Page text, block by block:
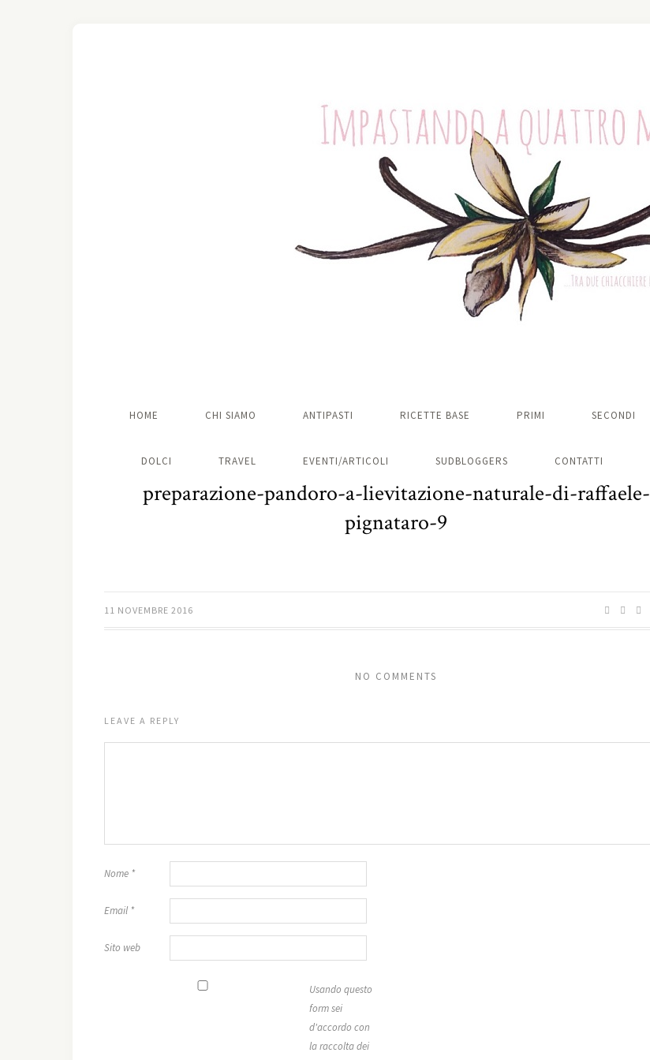
HOME CHI SIAMO ANTIPASTI RICETTE BASE PRIMI SECONDI
DOLCI TRAVEL EVENTI/ARTICOLI SUDBLOGGERS CONTATTI
preparazione-pandoro-a-lievitazione-naturale-di-raffaele-
pignataro-9
11 NOVEMBRE 2016
NO COMMENTS
LEAVE A REPLY
Nome *
Email *
Sito web
Usando questo
form sei
d'accordo con
la raccolta dei